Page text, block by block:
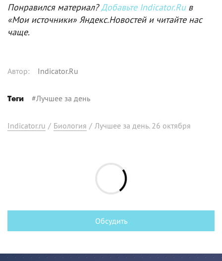
Понравился материал?Добавьте Indicator.Ruв
«Мои источники» Яндекс.Новостей и читайте нас
чаще.
Автор: Indicator.Ru
Теги #Лучшее за день
Indicator.ru / Биология / Лучшее за день. 26 октября
Обсудить